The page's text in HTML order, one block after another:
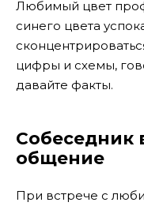
Любимый цвет
синего цвета
цифры и схемы,
давайте факты.
Собеседник
общение
При встрече с